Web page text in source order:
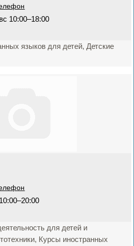
10:00–18:00
языков для детей, Детские
для детей и
Курсы иностранных